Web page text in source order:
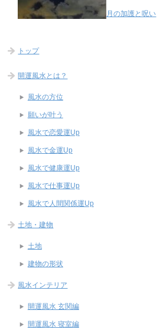
月の加護と呪い
トップ
開運風水とは？
風水の方位
願いが叶う
風水で恋愛運Up
風水で金運Up
風水で健康運Up
風水で仕事運Up
風水で人間関係運Up
土地・建物
土地
建物の形状
風水インテリア
開運風水 玄関編
開運風水 寝室編